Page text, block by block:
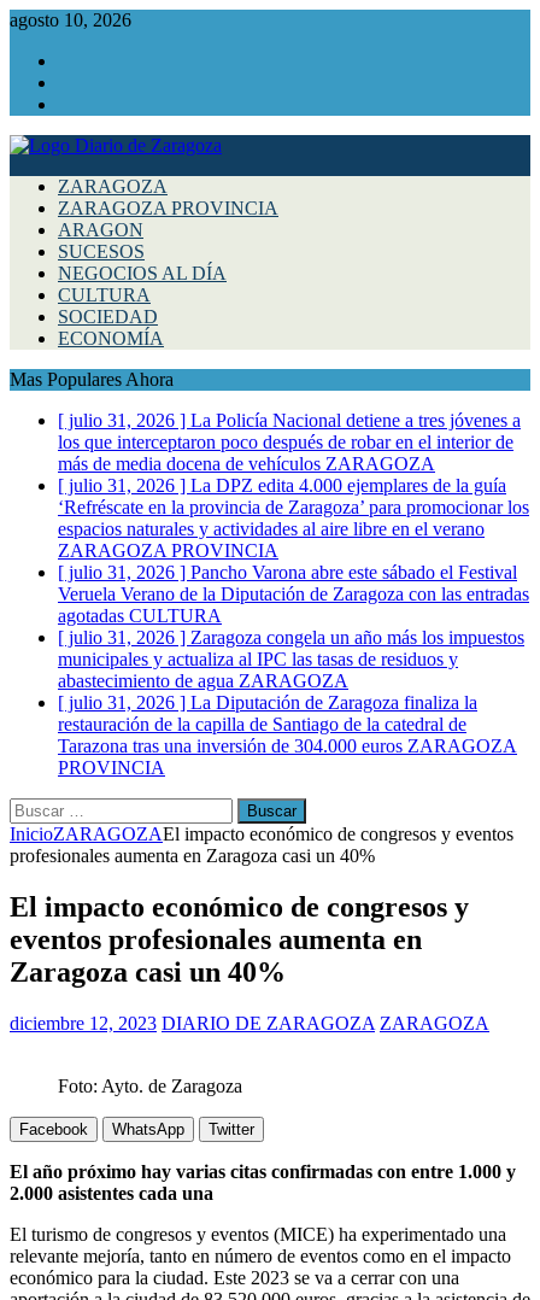
agosto 10, 2026
ZARAGOZA
ZARAGOZA PROVINCIA
ARAGON
SUCESOS
NEGOCIOS AL DÍA
CULTURA
SOCIEDAD
ECONOMÍA
Mas Populares Ahora
[ julio 31, 2026 ] La Policía Nacional detiene a tres jóvenes a
los que interceptaron poco después de robar en el interior de
más de media docena de vehículos ZARAGOZA
[ julio 31, 2026 ] La DPZ edita 4.000 ejemplares de la guía
‘Refréscate en la provincia de Zaragoza’ para promocionar los
espacios naturales y actividades al aire libre en el verano
ZARAGOZA PROVINCIA
[ julio 31, 2026 ] Pancho Varona abre este sábado el Festival
Veruela Verano de la Diputación de Zaragoza con las entradas
agotadas CULTURA
[ julio 31, 2026 ] Zaragoza congela un año más los impuestos
municipales y actualiza al IPC las tasas de residuos y
abastecimiento de agua ZARAGOZA
[ julio 31, 2026 ] La Diputación de Zaragoza finaliza la
restauración de la capilla de Santiago de la catedral de
Tarazona tras una inversión de 304.000 euros ZARAGOZA
PROVINCIA
Buscar:
InicioZARAGOZAEl impacto económico de congresos y eventos
profesionales aumenta en Zaragoza casi un 40%
El impacto económico de congresos y
eventos profesionales aumenta en
Zaragoza casi un 40%
diciembre 12, 2023 DIARIO DE ZARAGOZA ZARAGOZA
Foto: Ayto. de Zaragoza
Facebook WhatsApp Twitter
El año próximo hay varias citas confirmadas con entre 1.000 y
2.000 asistentes cada una
El turismo de congresos y eventos (MICE) ha experimentado una
relevante mejoría, tanto en número de eventos como en el impacto
económico para la ciudad. Este 2023 se va a cerrar con una